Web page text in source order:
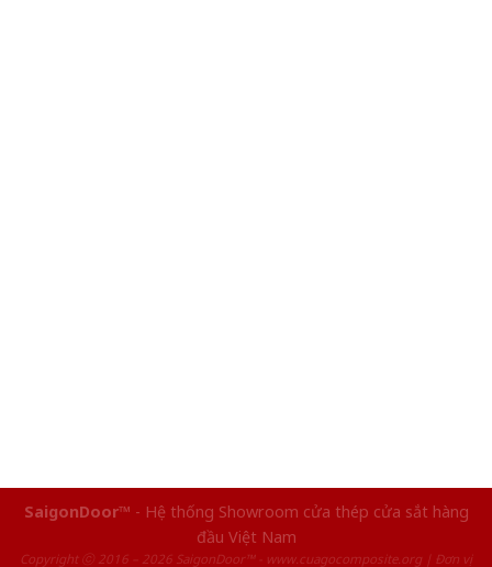
SaigonDoor™ - Hệ thống Showroom cửa thép cửa sắt hàng
đầu Việt Nam
Copyright ⓒ 2016 – 2026 SaigonDoor™ - www.cuagocomposite.org | Đơn vị